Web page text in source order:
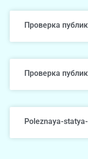
Проверка
Проверка
Poleznaya-